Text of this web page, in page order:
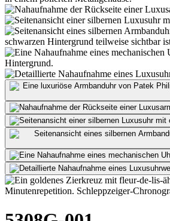
Minutenrepetition. Schleppzeiger-